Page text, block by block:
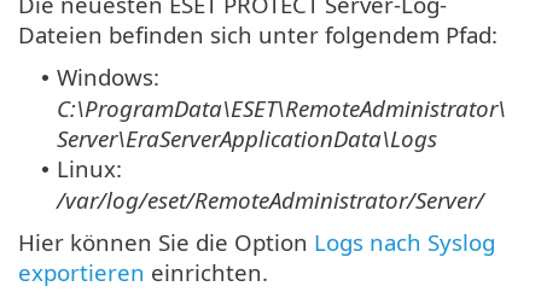
Dateien befinden sich unter folgendem Pfad:
• Windows:
C:\ProgramData\ESET\RemoteAdministrator\
Server\EraServerApplicationData\Logs
• Linux:
/var/log/eset/RemoteAdministrator/Server/
Hier können Sie die Option Logs nach Syslog
exportieren einrichten.